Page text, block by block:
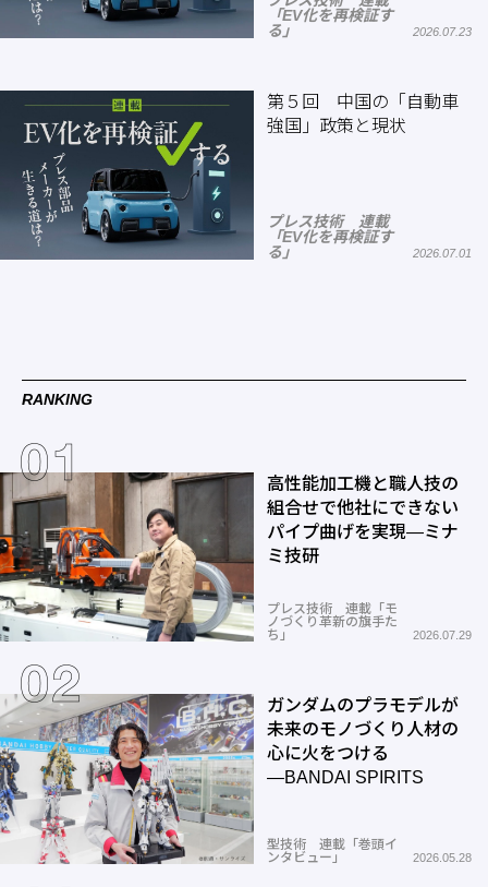
「EV化を再検証す
る」
2026.07.23
第５回 中国の「自動車
強国」政策と現状
プレス技術 連載
「EV化を再検証す
る」
2026.07.01
RANKING
高性能加工機と職人技の
組合せで他社にできない
パイプ曲げを実現―ミナ
ミ技研
プレス技術 連載「モ
ノづくり革新の旗手た
ち」
2026.07.29
ガンダムのプラモデルが
未来のモノづくり人材の
心に火をつける
―BANDAI SPIRITS
型技術 連載「巻頭イ
ンタビュー」
2026.05.28